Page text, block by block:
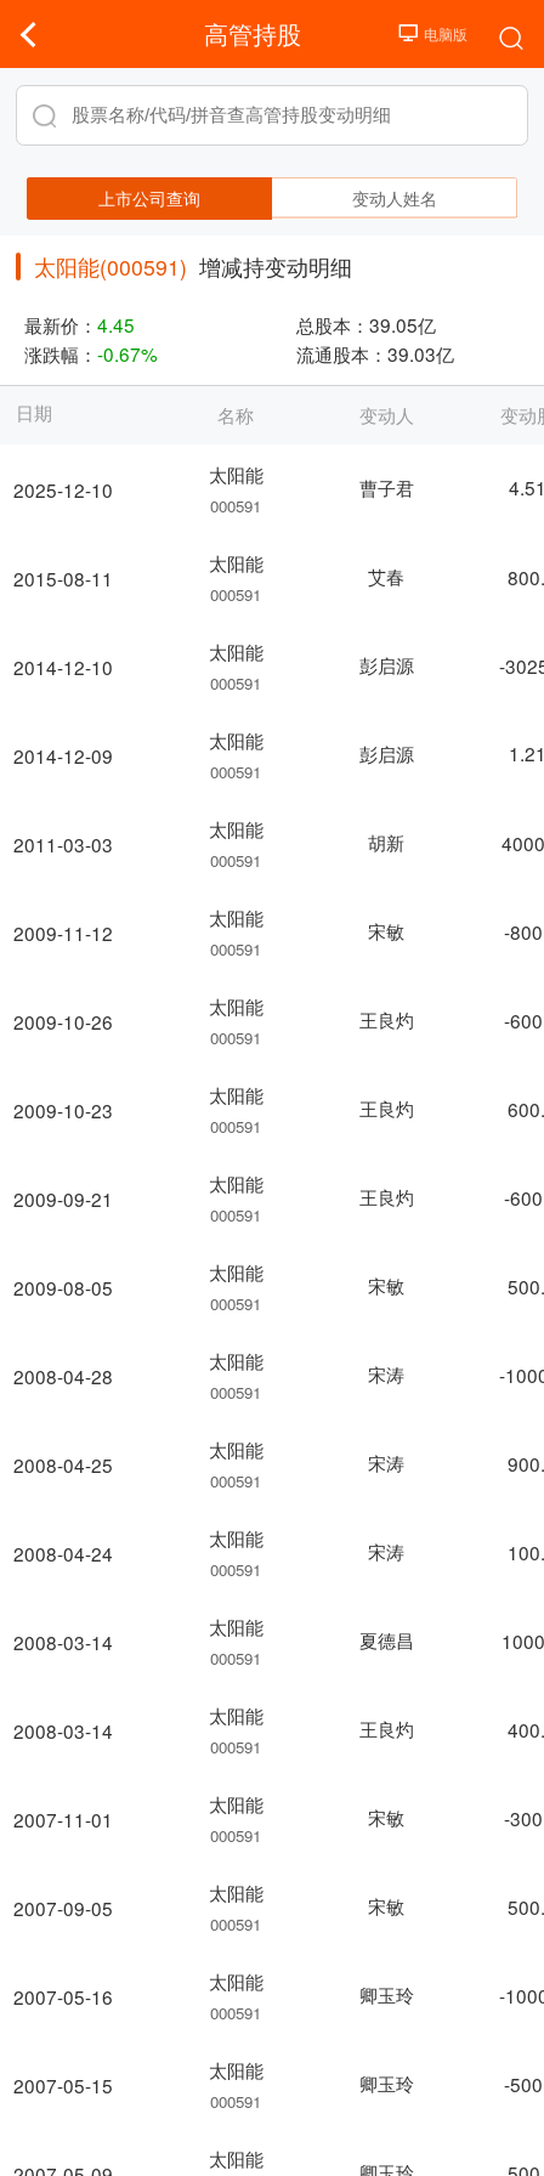
高管持股
上市公司查询 变动人姓名
太阳能(000591) 增减持变动明细
最新价： 4.45 总股本： 39.05亿
涨跌幅： -0.67% 流通股本： 39.03亿
日期
2025-12-10
2015-08-11
2014-12-10
2014-12-09
2011-03-03
2009-11-12
2009-10-26
2009-10-23
2009-09-21
2009-08-05
2008-04-28
2008-04-25
2008-04-24
2008-03-14
2008-03-14
2007-11-01
2007-09-05
2007-05-16
2007-05-15
名称 变动人 变动
太阳能
000591
曹子君
太阳能
000591
艾春
太阳能
000591
彭启源 -
太阳能
000591
彭启源
太阳能
000591
胡新
太阳能
000591
宋敏 -
太阳能
000591
王良灼 -
太阳能
000591
王良灼
太阳能
000591
王良灼 -
太阳能
000591
宋敏
太阳能
000591
宋涛 -
太阳能
000591
宋涛
太阳能
000591
宋涛
太阳能
000591
夏德昌
太阳能
000591
王良灼
太阳能
000591
宋敏 -
太阳能
000591
宋敏
太阳能
000591
卿玉玲 -
太阳能
000591
卿玉玲 -
太阳能